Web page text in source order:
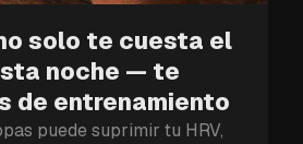
solo te cuesta el
noche — te
de entrenamiento
puede suprimir tu HRV,